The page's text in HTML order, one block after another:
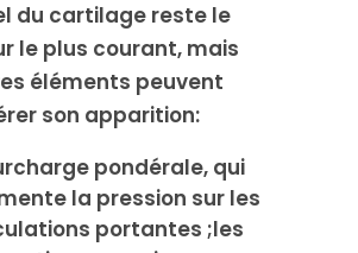
du cartilage reste le
le plus courant, mais
éléments peuvent
son apparition:
pondérale, qui
la pression sur les
portantes ;les